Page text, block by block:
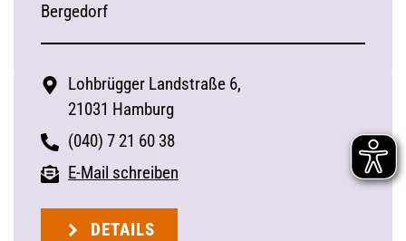
Bergedorf
Lohbrügger Landstraße 6,
21031 Hamburg
(040) 7 21 60 38
E-Mail schreiben
DETAILS